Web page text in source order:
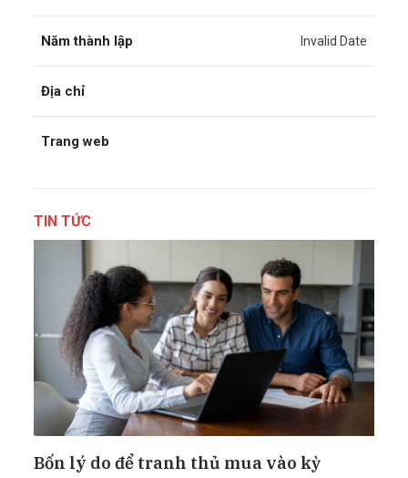
Năm thành lập Invalid Date
Địa chỉ
Trang web
TIN TỨC
Bốn lý do để tranh thủ mua vào kỳ